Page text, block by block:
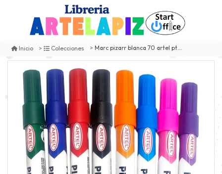
Inicio Colecciones Marc pizarr blanca 70 artel pta red verd